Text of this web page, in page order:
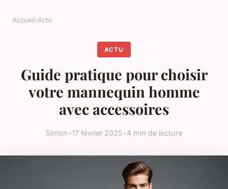
Accueil›Actu
ACTU
Guide pratique pour choisir
votre mannequin homme
avec accessoires
Simon•17 février 2025•4 min de lecture